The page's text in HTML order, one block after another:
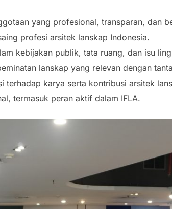
yang profesional, transparan, dan
profesi arsitek lanskap Indonesia.
kebijakan publik, tata ruang, dan isu
lanskap yang relevan dengan
terhadap karya serta kontribusi arsitek
termasuk peran aktif dalam IFLA.